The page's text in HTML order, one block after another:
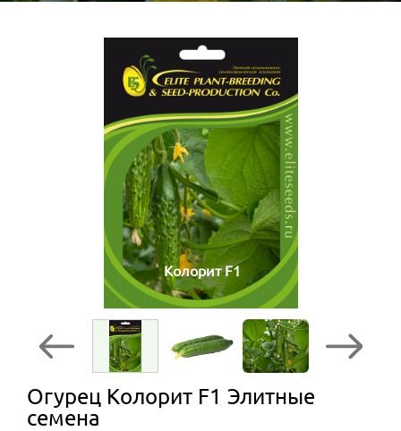
Колорит F1
Огурец Колорит F1 Элитные
семена